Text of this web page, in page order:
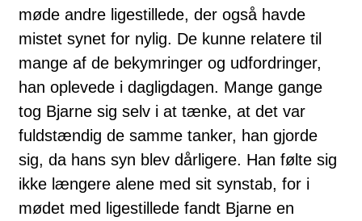
møde andre ligestillede, der også havde
mistet synet for nylig. De kunne relatere til
mange af de bekymringer og udfordringer,
han oplevede i dagligdagen. Mange gange
tog Bjarne sig selv i at tænke, at det var
fuldstændig de samme tanker, han gjorde
sig, da hans syn blev dårligere. Han følte sig
ikke længere alene med sit synstab, for i
mødet med ligestillede fandt Bjarne en